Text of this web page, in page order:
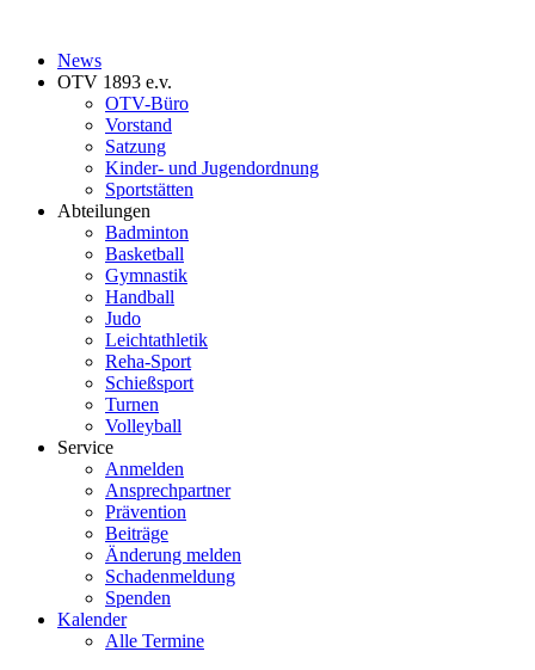
News
OTV 1893 e.v.
OTV-Büro
Vorstand
Satzung
Kinder- und Jugendordnung
Sportstätten
Abteilungen
Badminton
Basketball
Gymnastik
Handball
Judo
Leichtathletik
Reha-Sport
Schießsport
Turnen
Volleyball
Service
Anmelden
Ansprechpartner
Prävention
Beiträge
Änderung melden
Schadenmeldung
Spenden
Kalender
Alle Termine